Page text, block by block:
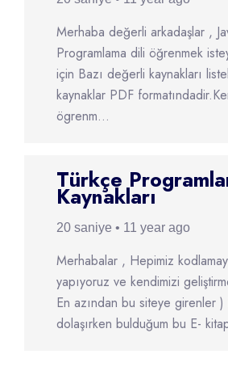
Merhaba değerli arkadaşlar ,
Programlama dili öğrenmek
için Bazı değerli kaynakları
kaynaklar PDF
ögrenm...
Türkçe
Kaynakları
20 saniye • 11 year ago
Merhabalar , Hepimiz
yapıyoruz ve kendimizi
En azından bu siteye girenler
dolaşırken bulduğum bu E-